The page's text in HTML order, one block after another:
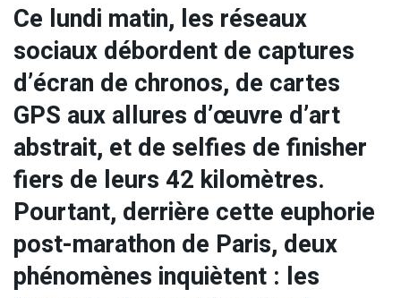
Ce lundi matin, les réseaux
sociaux débordent de captures
d’écran de chronos, de cartes
GPS aux allures d’œuvre d’art
abstrait, et de selfies de finisher
fiers de leurs 42 kilomètres.
Pourtant, derrière cette euphorie
post-marathon de Paris, deux
phénomènes inquiètent : les